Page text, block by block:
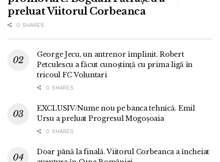
preluat Viitorul Corbeanca
0 SHARES
George Jecu, un antrenor împlinit. Robert
Petculescu a făcut cunoștință cu prima ligă în
tricoul FC Voluntari
0 SHARES
EXCLUSIV/Nume nou pe banca tehnică. Emil
Ursu a preluat Progresul Mogoșoaia
0 SHARES
Doar până la finală. Viitorul Corbeanca a încheiat